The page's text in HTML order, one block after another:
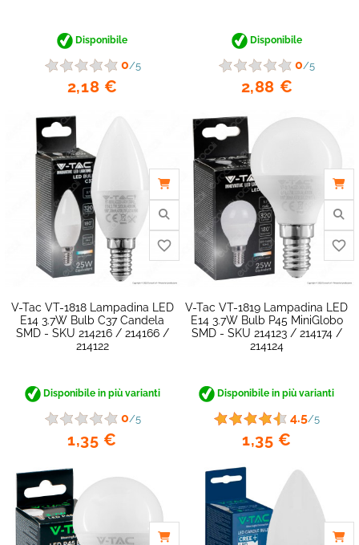
Disponibile
0/5
2,18 €
Disponibile
0/5
2,88 €
V-Tac VT-1818 Lampadina LED
E14 3.7W Bulb C37 Candela
SMD - SKU 214216 / 214166 /
214122
Disponibile in più varianti
0/5
1,35 €
V-Tac VT-1819 Lampadina LED
E14 3.7W Bulb P45 MiniGlobo
SMD - SKU 214123 / 214174 /
214124
Disponibile in più varianti
4.5/5
1,35 €